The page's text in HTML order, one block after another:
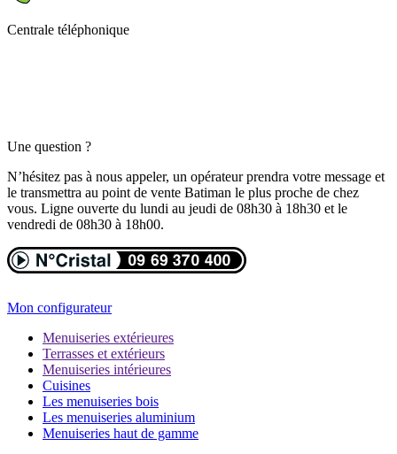
Centrale téléphonique
Une question ?
N’hésitez pas à nous appeler, un opérateur prendra votre message et
le transmettra au point de vente Batiman le plus proche de chez
vous. Ligne ouverte du lundi au jeudi de 08h30 à 18h30 et le
vendredi de 08h30 à 18h00.
Mon configurateur
Menuiseries extérieures
Terrasses et extérieurs
Menuiseries intérieures
Cuisines
Les menuiseries bois
Les menuiseries aluminium
Menuiseries haut de gamme